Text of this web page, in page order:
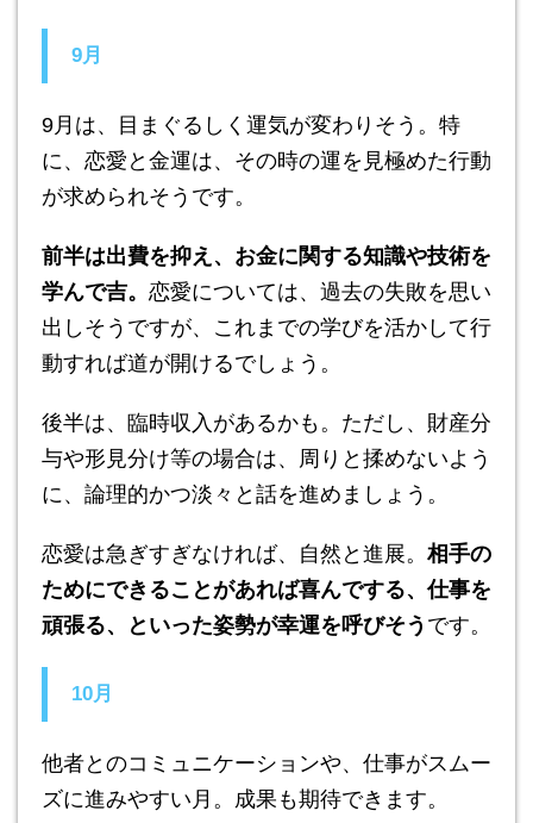
9月
9月は、目まぐるしく運気が変わりそう。特
に、恋愛と金運は、その時の運を見極めた行動
が求められそうです。
前半は出費を抑え、お金に関する知識や技術を
学んで吉。 恋愛については、過去の失敗を思い
出しそうですが、これまでの学びを活かして行
動すれば道が開けるでしょう。
後半は、臨時収入があるかも。ただし、財産分
与や形見分け等の場合は、周りと揉めないよう
に、論理的かつ淡々と話を進めましょう。
恋愛は急ぎすぎなければ、自然と進展。 相手の
ためにできることがあれば喜んでする、仕事を
頑張る、といった姿勢が幸運を呼びそう です。
10月
他者とのコミュニケーションや、仕事がスムー
ズに進みやすい月。成果も期待できます。